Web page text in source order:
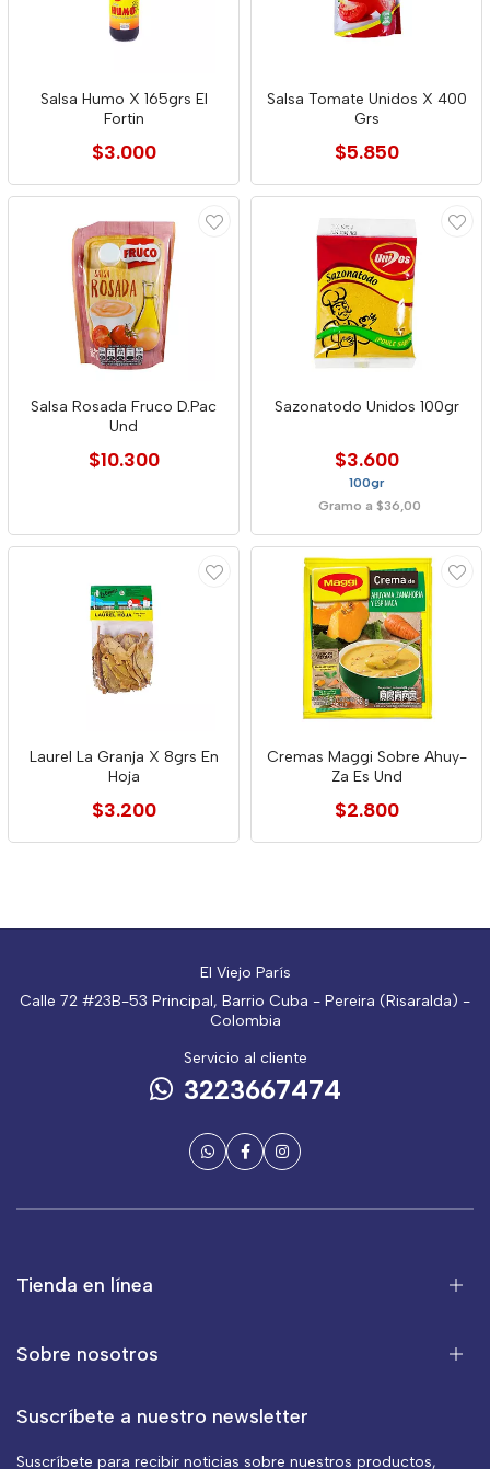
Salsa Humo X 165grs El
Fortin
$3.000
Salsa Tomate Unidos X 400
Grs
$5.850
Salsa Rosada Fruco D.Pac
Und
$10.300
Sazonatodo Unidos 100gr
$3.600
100gr
Gramo a $36,00
Laurel La Granja X 8grs En
Hoja
$3.200
Cremas Maggi Sobre Ahuy-
Za Es Und
$2.800
El Viejo París
Calle 72 #23B-53 Principal, Barrio Cuba - Pereira (Risaralda) -
Colombia
Servicio al cliente
3223667474
Tienda en línea
Sobre nosotros
Suscríbete a nuestro newsletter
Suscríbete para recibir noticias sobre nuestros productos,